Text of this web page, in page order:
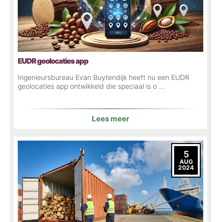
EUDR geolocaties app
Ingenieursbureau Evan Buytendijk heeft nu een EUDR
geolocaties app ontwikkeld die speciaal is o ...
Lees meer
5
AUG
2024